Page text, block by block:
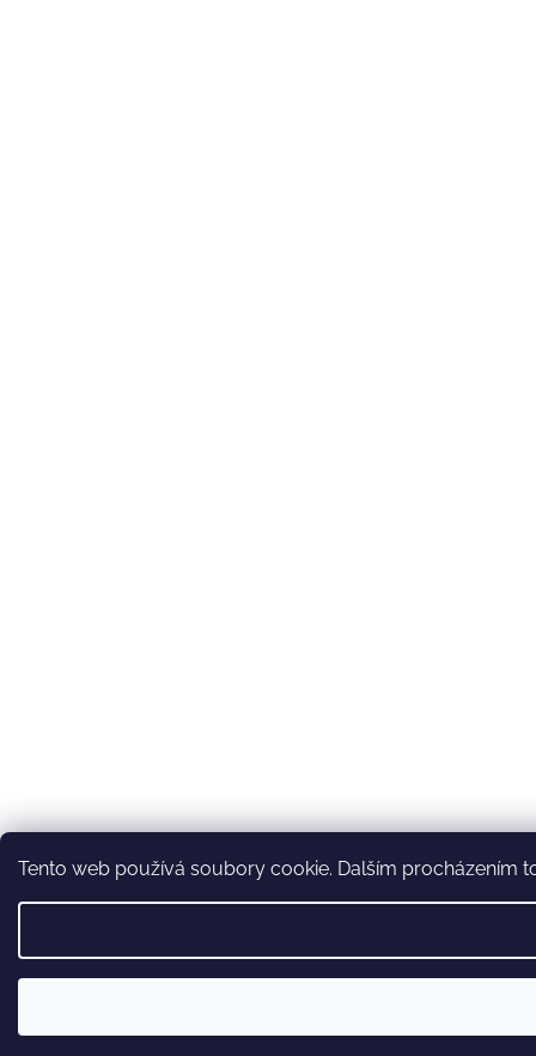
Tento web používá soubory cookie. Dalším